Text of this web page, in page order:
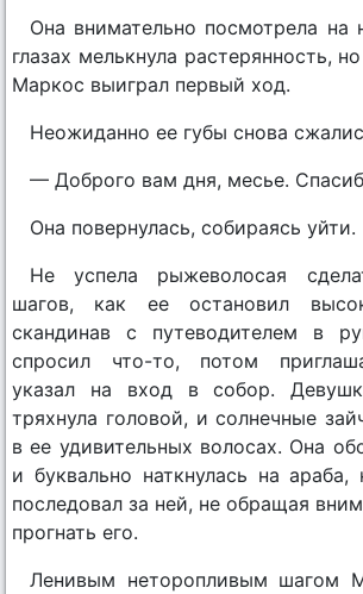
Она внимательно посмотрела на
глазах мелькнула растерянность,
Маркос выиграл первый ход.
Неожиданно ее губы снова
— Доброго вам дня, месье.
Она повернулась, собираясь уйти.
Не успела рыжеволосая
шагов, как ее остановил
скандинав с путеводителем в
спросил что-то, потом
указал на вход в собор.
тряхнула головой, и солнечные
в ее удивительных волосах. Она
и буквально наткнулась на
последовал за ней, не обращая
прогнать его.
Ленивым неторопливым шагом